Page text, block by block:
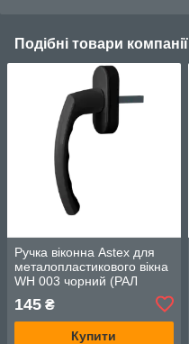
Подібні товари компанії
Ручка віконна Astex для
металопластикового вікна
WH 003 чорний (РАЛ
145 ₴
Купити